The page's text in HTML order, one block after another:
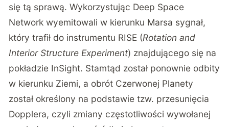
się tą sprawą. Wykorzystując Deep Space
Network wyemitowali w kierunku Marsa sygnał,
który trafił do instrumentu RISE (Rotation and
Interior Structure Experiment) znajdującego się na
pokładzie InSight. Stamtąd został ponownie odbity
w kierunku Ziemi, a obrót Czerwonej Planety
został określony na podstawie tzw. przesunięcia
Dopplera, czyli zmiany częstotliwości wywołanej